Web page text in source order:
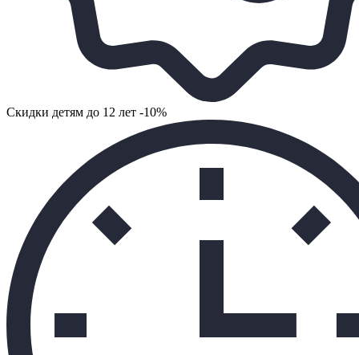
Cкидки детям до 12 лет -10%